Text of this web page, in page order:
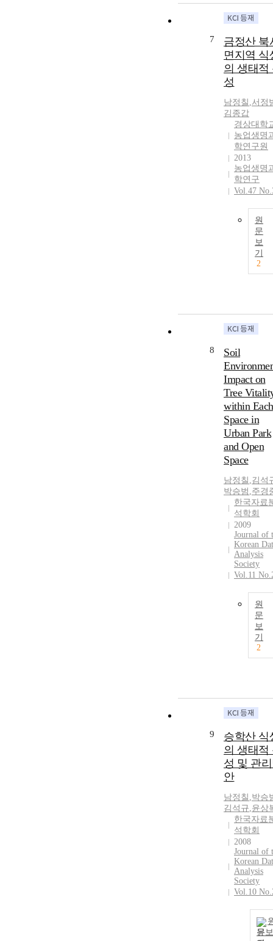
7
금정산 북
면지역 식
의 생태적
성
남정칠 ,서정
김종갑
경상대학
농업생명
학연구원
2013
농업생명
학연구
Vol.47
원
문
보
기
2
8
Soil
Impact on
Tree
within Each
Space in
Urban Park
and Open
Space
남정칠 ,김석
박승범 ,주경
한국자료
석학회
2009
Journal of
Korean
Analysis
Society
Vol.11
원
문
보
기
2
9
승학산 식
의 생태적
성 및 관
안
남정칠 ,박승
김석규,윤상
한국자료
석학회
2008
Journal of
Korean
Analysis
Society
Vol.10
문보